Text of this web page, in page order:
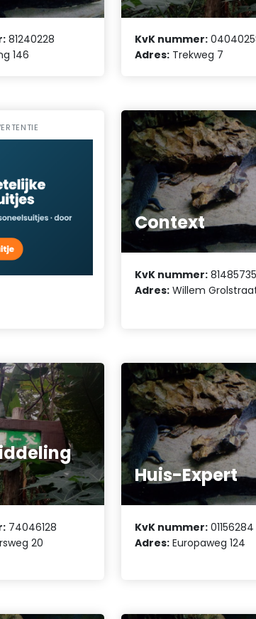
81240228
146
KvK nummer:
Adres: Trekweg 7
Context
KvK nummer: 81485735
Adres: Willem
74046128
20
Huis-Expert
KvK nummer: 01156284
Adres: Europaweg 124